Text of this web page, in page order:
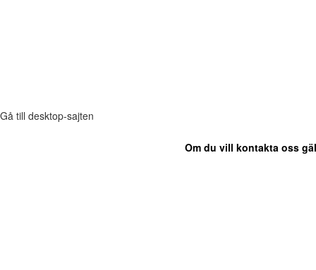
Gå till desktop-sajten
Om du vill kontakta oss